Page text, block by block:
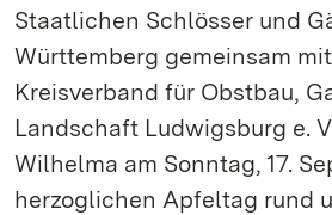
Staatlichen Schlösser und
Württemberg gemeinsam
Kreisverband für Obstbau,
Landschaft Ludwigsburg e.
Wilhelma am Sonntag, 17.
herzoglichen Apfeltag rund